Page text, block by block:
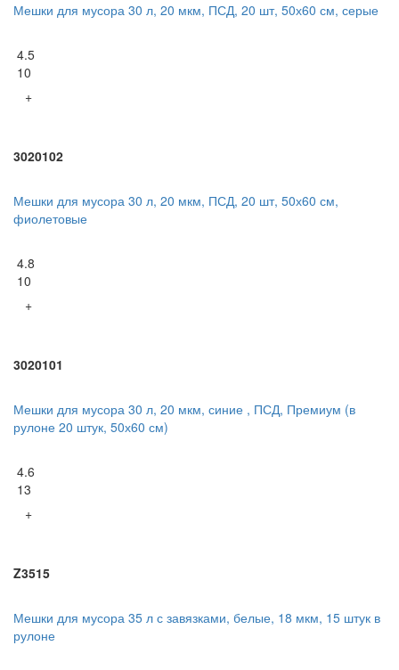
Мешки для мусора 30 л, 20 мкм, ПСД, 20 шт, 50х60 см, серые
4.5
10
+
3020102
Мешки для мусора 30 л, 20 мкм, ПСД, 20 шт, 50х60 см,
фиолетовые
4.8
10
+
3020101
Мешки для мусора 30 л, 20 мкм, синие , ПСД, Премиум (в
рулоне 20 штук, 50х60 см)
4.6
13
+
Z3515
Мешки для мусора 35 л с завязками, белые, 18 мкм, 15 штук в
рулоне